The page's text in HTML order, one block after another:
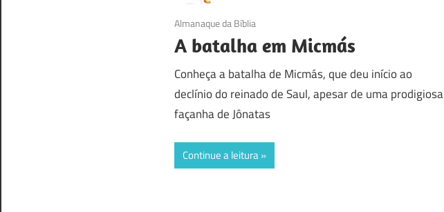
14/11/2016
Almanaque da Bíblia
A batalha em Micmás
Conheça a batalha de Micmás, que deu início ao
declínio do reinado de Saul, apesar de uma prodigiosa
façanha de Jônatas
Continue a leitura